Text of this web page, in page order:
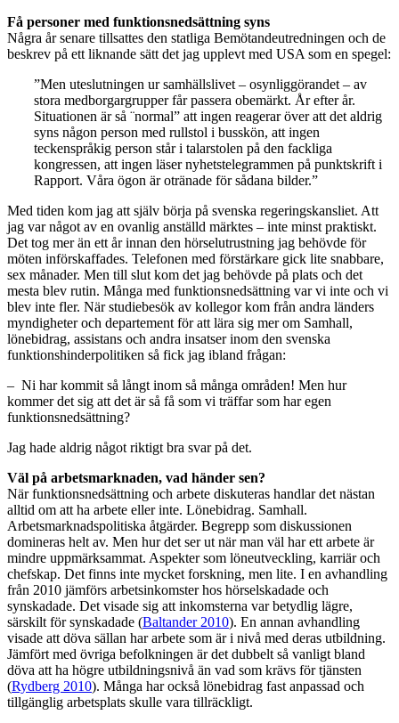
Få personer med funktionsnedsättning syns
Några år senare tillsattes den statliga Bemötandeutredningen och de
beskrev på ett liknande sätt det jag upplevt med USA som en spegel:
”Men uteslutningen ur samhällslivet – osynliggörandet – av
stora medborgargrupper får passera obemärkt. År efter år.
Situationen är så ¨normal” att ingen reagerar över att det aldrig
syns någon person med rullstol i busskön, att ingen
teckenspråkig person står i talarstolen på den fackliga
kongressen, att ingen läser nyhetstelegrammen på punktskrift i
Rapport. Våra ögon är otränade för sådana bilder.”
Med tiden kom jag att själv börja på svenska regeringskansliet. Att
jag var något av en ovanlig anställd märktes – inte minst praktiskt.
Det tog mer än ett år innan den hörselutrustning jag behövde för
möten införskaffades. Telefonen med förstärkare gick lite snabbare,
sex månader. Men till slut kom det jag behövde på plats och det
mesta blev rutin. Många med funktionsnedsättning var vi inte och vi
blev inte fler. När studiebesök av kollegor kom från andra länders
myndigheter och departement för att lära sig mer om Samhall,
lönebidrag, assistans och andra insatser inom den svenska
funktionshinderpolitiken så fick jag ibland frågan:
– Ni har kommit så långt inom så många områden! Men hur
kommer det sig att det är så få som vi träffar som har egen
funktionsnedsättning?
Jag hade aldrig något riktigt bra svar på det.
Väl på arbetsmarknaden, vad händer sen?
När funktionsnedsättning och arbete diskuteras handlar det nästan
alltid om att ha arbete eller inte. Lönebidrag. Samhall.
Arbetsmarknadspolitiska åtgärder. Begrepp som diskussionen
domineras helt av. Men hur det ser ut när man väl har ett arbete är
mindre uppmärksammat. Aspekter som löneutveckling, karriär och
chefskap. Det finns inte mycket forskning, men lite. I en avhandling
från 2010 jämförs arbetsinkomster hos hörselskadade och
synskadade. Det visade sig att inkomsterna var betydlig lägre,
särskilt för synskadade (Baltander 2010). En annan avhandling
visade att döva sällan har arbete som är i nivå med deras utbildning.
Jämfört med övriga befolkningen är det dubbelt så vanligt bland
döva att ha högre utbildningsnivå än vad som krävs för tjänsten
(Rydberg 2010). Många har också lönebidrag fast anpassad och
tillgänglig arbetsplats skulle vara tillräckligt.